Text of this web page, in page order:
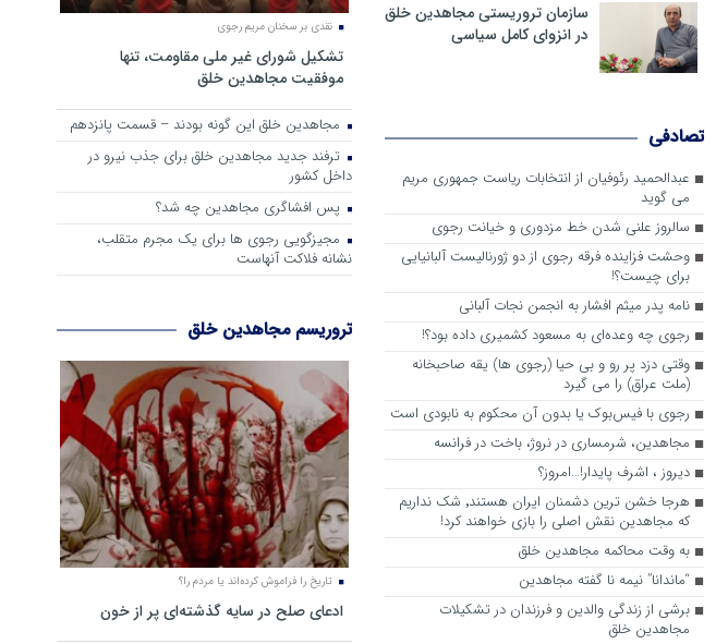
سازمان تروریستی مجاهدین خلق
در انزوای کامل سیاسی
تصادفی
عبدالحمید رئوفیان از انتخابات ریاست جمهوری مریم
می گوید
سالروز علنی شدن خط مزدوری و خیانت رجوی
وحشت فزاینده فرقه رجوی از دو ژورنالیست آلبانیایی
برای چیست؟!
نامه پدر میثم افشار به انجمن نجات آلبانی
رجوی چه وعده‌ای به مسعود کشمیری داده بود؟!
وقتی دزد پر رو و بی حیا (رجوی ها) یقه صاحبخانه
(ملت عراق) را می گیرد
رجوی با فیس‌بوک یا بدون آن محکوم به نابودی است
مجاهدین، شرم‎ساری در نروژ، باخت در فرانسه
ديروز ، اشرف پايدار!…امروز؟
هرجا خشن ترین دشمنان ایران هستند٬ شک نداریم
که مجاهدین نقش اصلی را بازی خواهند کرد!
به وقت محاکمه مجاهدین خلق
“ماندانا” نیمه نا گفته مجاهدین
برشی از زندگی والدین و فرزندان در تشکیلات
مجاهدین خلق
نقدی بر سخنان مریم رجوی
تشکیل شورای غیر ملی مقاومت، تنها
موفقیت مجاهدین خلق
مجاهدین خلق این گونه بودند – قسمت پانزدهم
ترفند جدید مجاهدین خلق برای جذب نیرو در
داخل کشور
پس افشاگری مجاهدین چه شد؟
مجیزگویی رجوی ها برای یک مجرم متقلب،
نشانه فلاکت آنهاست
تروریسم مجاهدین خلق
تاریخ را فراموش کرده‌اند یا مردم را؟
ادعای صلح در سایه گذشته‌ای پر از خون